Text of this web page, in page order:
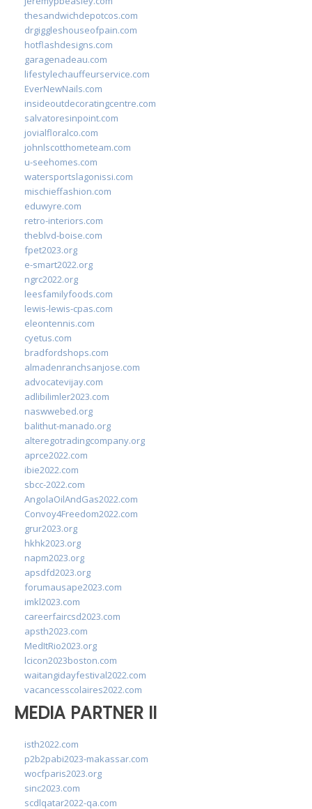
thesandwichdepotcos.com
drgiggleshouseofpain.com
hotflashdesigns.com
garagenadeau.com
lifestylechauffeurservice.com
EverNewNails.com
insideoutdecoratingcentre.com
salvatoresinpoint.com
jovialfloralco.com
johnlscotthometeam.com
u-seehomes.com
watersportslagonissi.com
mischieffashion.com
eduwyre.com
retro-interiors.com
theblvd-boise.com
fpet2023.org
e-smart2022.org
ngrc2022.org
leesfamilyfoods.com
lewis-lewis-cpas.com
eleontennis.com
cyetus.com
bradfordshops.com
almadenranchsanjose.com
advocatevijay.com
adlibilimler2023.com
naswwebed.org
balithut-manado.org
alteregotradingcompany.org
aprce2022.com
ibie2022.com
sbcc-2022.com
AngolaOilAndGas2022.com
Convoy4Freedom2022.com
grur2023.org
hkhk2023.org
napm2023.org
apsdfd2023.org
forumausape2023.com
imkl2023.com
careerfaircsd2023.com
apsth2023.com
MedItRio2023.org
lcicon2023boston.com
waitangidayfestival2022.com
vacancesscolaires2022.com
MEDIA PARTNER II
isth2022.com
p2b2pabi2023-makassar.com
wocfparis2023.org
sinc2023.com
scdlqatar2022-qa.com